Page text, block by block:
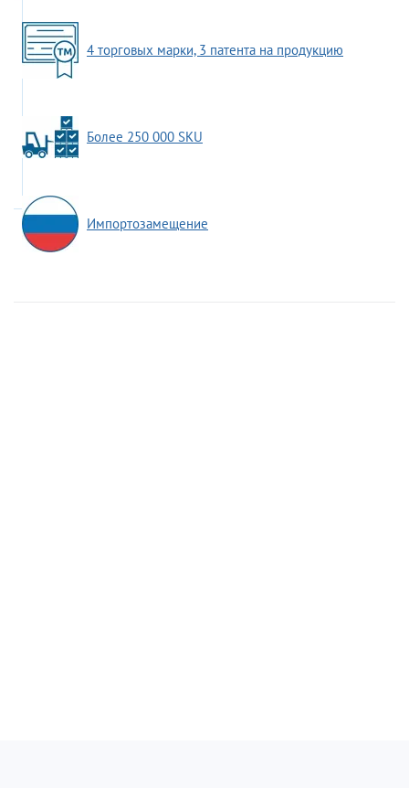
4 торговых марки, 3 патента на продукцию
Более 250 000 SKU
Импортозамещение